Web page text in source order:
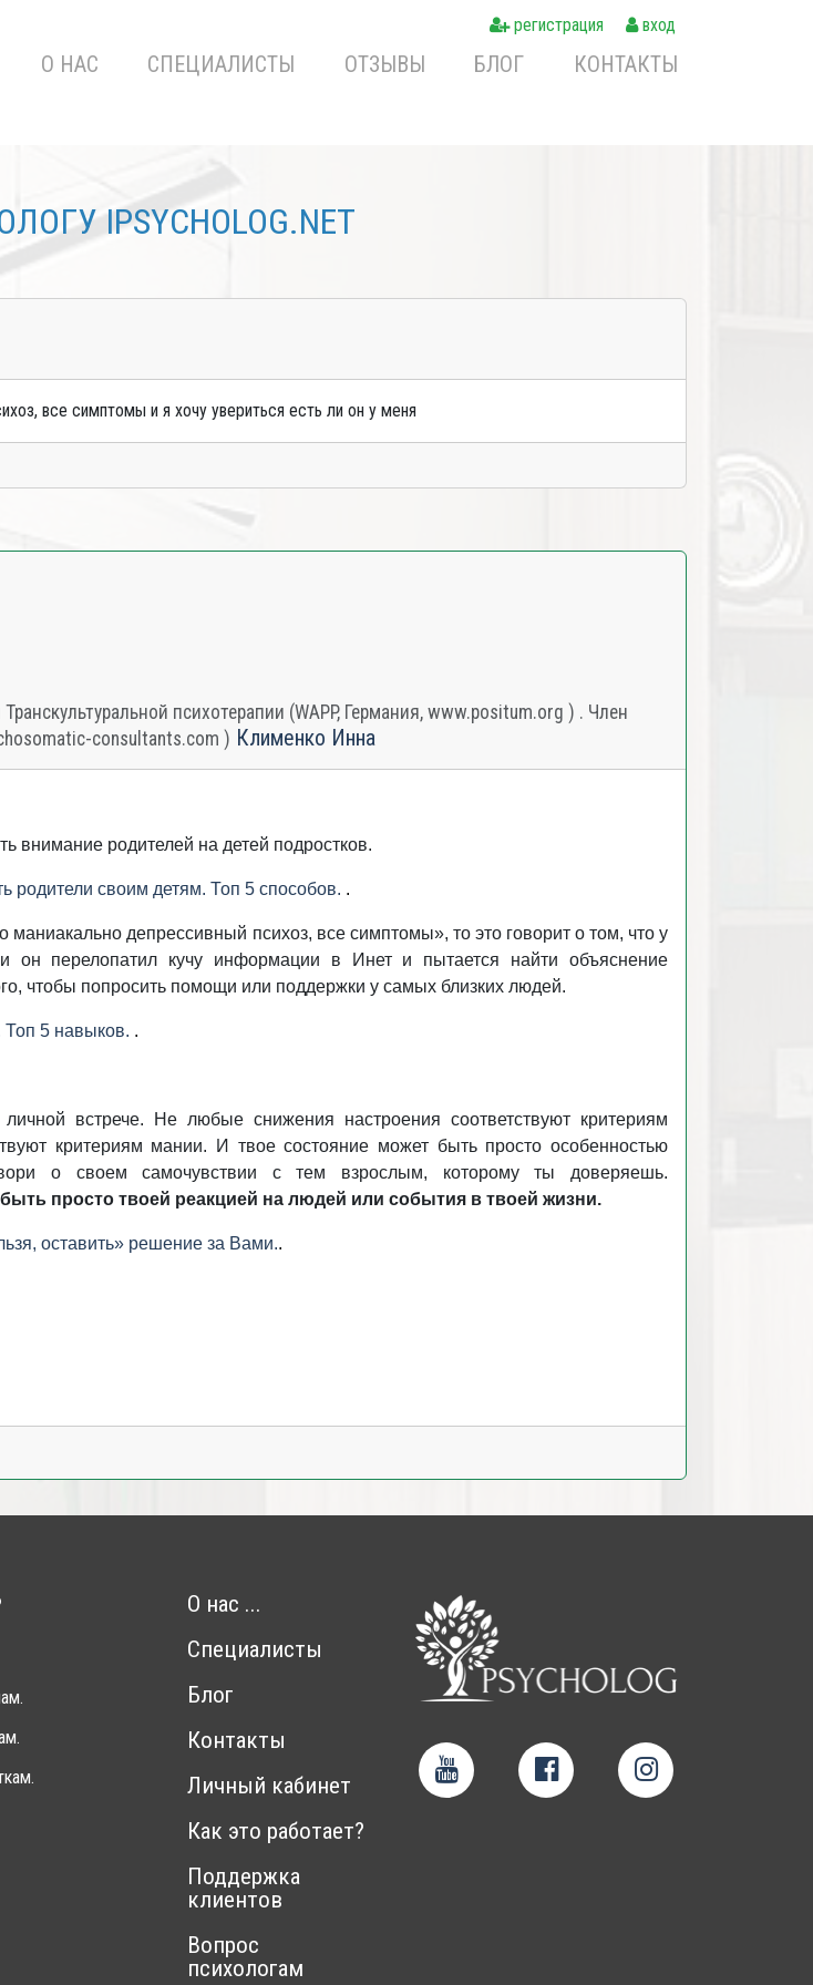
регистрация вход
О НАС СПЕЦИАЛИСТЫ ОТЗЫВЫ БЛОГ КОНТАКТЫ
IPSYCHOLOG.NET
все симптомы и я хочу увериться есть ли он у меня
психотерапии (WAPP, Германия, www.positum.org ) . Член
consultants.com ) Клименко Инна
внимание родителей на детей подростков.
родители своим детям. Топ 5 способов. .
депрессивный психоз, все симптомы», то это говорит о том, что у
он перелопатил кучу информации в Инет и пытается найти объяснение
чтобы попросить помощи или поддержки у самых близких людей.
5 навыков. .
встрече. Не любые снижения настроения соответствуют критериям
критериям мании. И твое состояние может быть просто особенностью
о своем самочувствии с тем взрослым, которому ты доверяешь.
просто твоей реакцией на людей или события в твоей жизни.
оставить» решение за Вами..
О нас ...
Специалисты
Блог
Контакты
Личный кабинет
Как это работает?
Поддержка
клиентов
Вопрос
психологам